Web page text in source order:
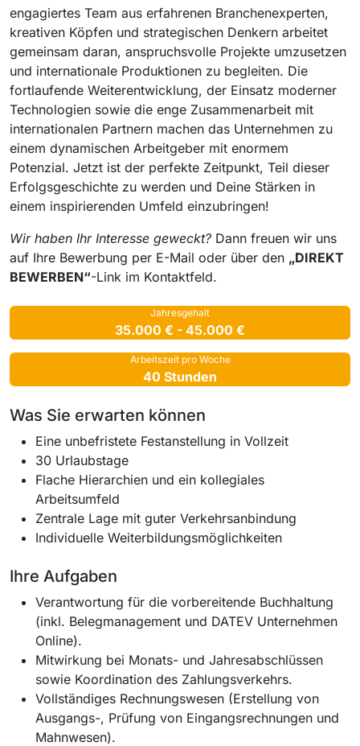
engagiertes Team aus erfahrenen Branchenexperten,
kreativen Köpfen und strategischen Denkern arbeitet
gemeinsam daran, anspruchsvolle Projekte umzusetzen
und internationale Produktionen zu begleiten. Die
fortlaufende Weiterentwicklung, der Einsatz moderner
Technologien sowie die enge Zusammenarbeit mit
internationalen Partnern machen das Unternehmen zu
einem dynamischen Arbeitgeber mit enormem
Potenzial. Jetzt ist der perfekte Zeitpunkt, Teil dieser
Erfolgsgeschichte zu werden und Deine Stärken in
einem inspirierenden Umfeld einzubringen!
Wir haben Ihr Interesse geweckt? Dann freuen wir uns
auf Ihre Bewerbung per E-Mail oder über den „DIREKT
BEWERBEN“-Link im Kontaktfeld.
Jahresgehalt
35.000 € - 45.000 €
Arbeitszeit pro Woche
40 Stunden
Was Sie erwarten können
Eine unbefristete Festanstellung in Vollzeit
30 Urlaubstage
Flache Hierarchien und ein kollegiales
Arbeitsumfeld
Zentrale Lage mit guter Verkehrsanbindung
Individuelle Weiterbildungsmöglichkeiten
Ihre Aufgaben
Verantwortung für die vorbereitende Buchhaltung
(inkl. Belegmanagement und DATEV Unternehmen
Online).
Mitwirkung bei Monats- und Jahresabschlüssen
sowie Koordination des Zahlungsverkehrs.
Vollständiges Rechnungswesen (Erstellung von
Ausgangs-, Prüfung von Eingangsrechnungen und
Mahnwesen).